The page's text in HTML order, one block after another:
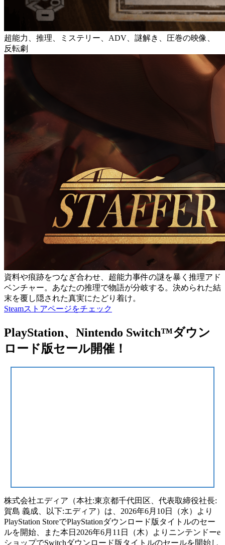
超能力、推理、ミステリー、ADV、謎解き、圧巻の映像、
反転劇
資料や痕跡をつなぎ合わせ、超能力事件の謎を暴く推理アド
ベンチャー。あなたの推理で物語が分岐する。決められた結
末を覆し隠された真実にたどり着け。
Steamストアページをチェック
PlayStation、Nintendo Switch™ダウン
ロード版セール開催！
株式会社エディア（本社:東京都千代田区、代表取締役社長:
賀島 義成、以下:エディア）は、2026年6月10日（水）より
PlayStation StoreでPlayStationダウンロード版タイトルのセー
ルを開始、また本日2026年6月11日（木）よりニンテンドーe
ショップでSwitchダウンロード版タイトルのセールを開始し